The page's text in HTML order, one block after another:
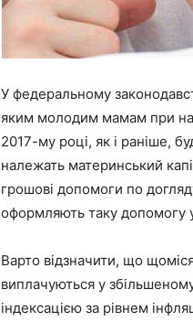
У федеральному
яким молодим мамам при
2017-му році, як і раніше,
належать материнський
грошові допомоги по
оформляють таку допомогу
Варто відзначити, що
виплачуються у
індексацією за рівнем